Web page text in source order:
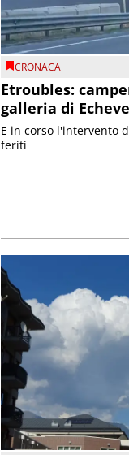
CRONACA
Etroubles:
galleria di
E in corso l'intervento
feriti